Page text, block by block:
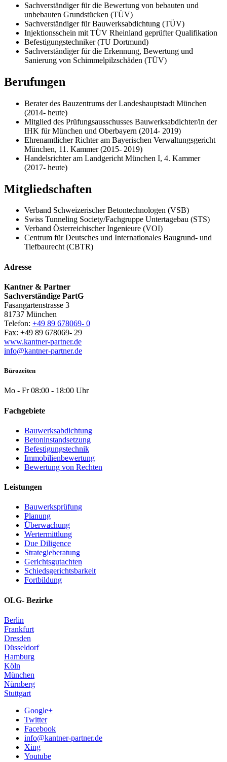
Sachverständiger für die Bewertung von bebauten und
unbebauten Grundstücken (TÜV)
Sachverständiger für Bauwerksabdichtung (TÜV)
Injektionsschein mit TÜV Rheinland geprüfter Qualifikation
Befestigungstechniker (TU Dortmund)
Sachverständiger für die Erkennung, Bewertung und
Sanierung von Schimmelpilzschäden (TÜV)
Berufungen
Berater des Bauzentrums der Landeshauptstadt München
(2014- heute)
Mitglied des Prüfungsausschusses Bauwerksabdichter/in der
IHK für München und Oberbayern (2014- 2019)
Ehrenamtlicher Richter am Bayerischen Verwaltungsgericht
München, 11. Kammer (2015- 2019)
Handelsrichter am Landgericht München I, 4. Kammer
(2017- heute)
Mitgliedschaften
Verband Schweizerischer Betontechnologen (VSB)
Swiss Tunneling Society/Fachgruppe Untertagebau (STS)
Verband Österreichischer Ingenieure (VOI)
Centrum für Deutsches und Internationales Baugrund- und
Tiefbaurecht (CBTR)
Adresse
Kantner & Partner
Sachverständige PartG
Fasangartenstrasse 3
81737 München
Telefon: +49 89 678069- 0
Fax: +49 89 678069- 29
www.kantner-partner.de
info@kantner-partner.de
Bürozeiten
Mo - Fr 08:00 - 18:00 Uhr
Fachgebiete
Bauwerksabdichtung
Betoninstandsetzung
Befestigungstechnik
Immobilienbewertung
Bewertung von Rechten
Leistungen
Bauwerksprüfung
Planung
Überwachung
Wertermittlung
Due Diligence
Strategieberatung
Gerichtsgutachten
Schiedsgerichtsbarkeit
Fortbildung
OLG- Bezirke
Berlin
Frankfurt
Dresden
Düsseldorf
Hamburg
Köln
München
Nürnberg
Stuttgart
Google+
Twitter
Facebook
info@kantner-partner.de
Xing
Youtube